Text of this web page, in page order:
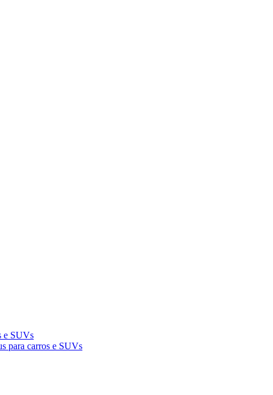
e SUVs
para carros e SUVs